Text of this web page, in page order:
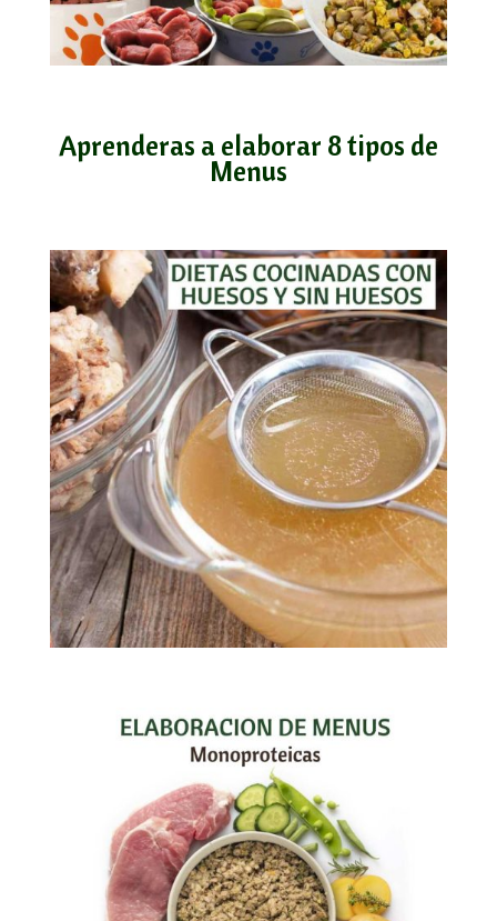
Aprenderas a elaborar 8 tipos de
Menus